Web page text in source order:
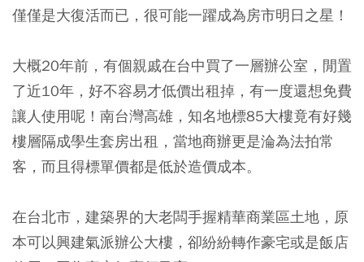
僅僅是大復活而已，很可能一躍成為房市明日之星！
大概20年前，有個親戚在台中買了一層辦公室，閒置
了近10年，好不容易才低價出租掉，有一度還想免費
讓人使用呢！南台灣高雄，知名地標85大樓竟有好幾
樓層隔成學生套房出租，當地商辦更是淪為法拍常
客，而且得標單價都是低於造價成本。
在台北市，建築界的大老闆手握精華商業區土地，原
本可以興建氣派辦公大樓，卻紛紛轉作豪宅或是飯店